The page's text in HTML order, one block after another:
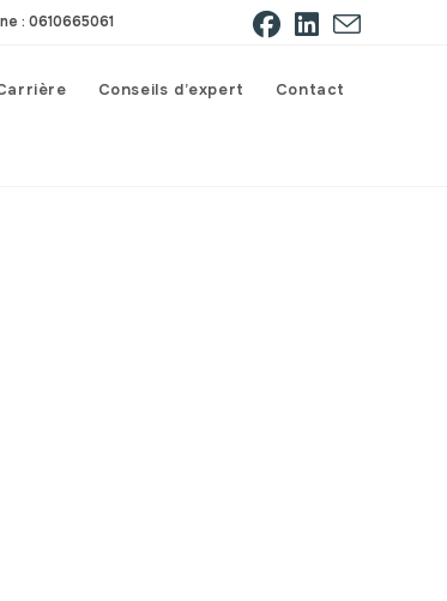
: 0610665061
Conseils d’expert Contact